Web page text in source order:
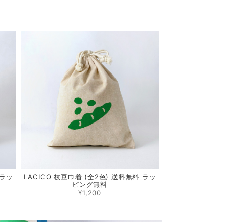
ッ
LACICO 枝豆巾着 (全2色) 送料無料 ラッ
ピング無料
¥1,200